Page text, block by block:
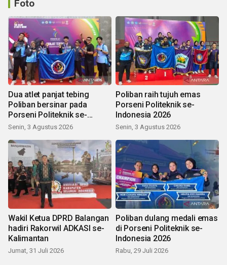
Foto
Dua atlet panjat tebing
Poliban bersinar pada
Porseni Politeknik se-
Indonesia 2026
Senin, 3 Agustus 2026
Poliban raih tujuh emas
Porseni Politeknik se-
Indonesia 2026
Senin, 3 Agustus 2026
Wakil Ketua DPRD Balangan
hadiri Rakorwil ADKASI se-
Kalimantan
Jumat, 31 Juli 2026
Poliban dulang medali emas
di Porseni Politeknik se-
Indonesia 2026
Rabu, 29 Juli 2026